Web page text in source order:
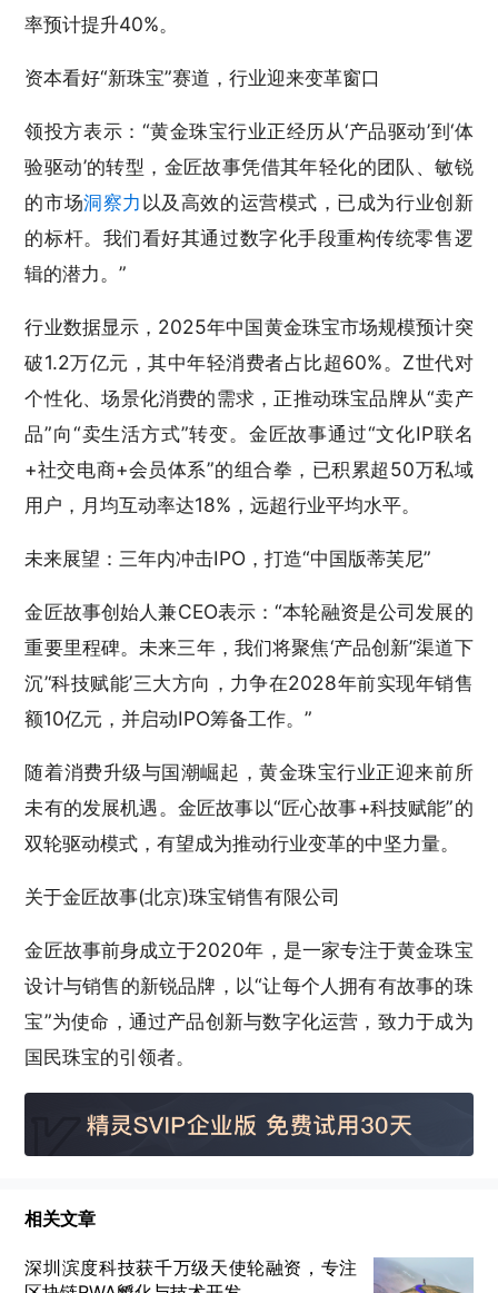
率预计提升40%。
资本看好“新珠宝”赛道，行业迎来变革窗口
领投方表示：“黄金珠宝行业正经历从‘产品驱动’到‘体
验驱动’的转型，金匠故事凭借其年轻化的团队、敏锐
的市场洞察力以及高效的运营模式，已成为行业创新
的标杆。我们看好其通过数字化手段重构传统零售逻
辑的潜力。”
行业数据显示，2025年中国黄金珠宝市场规模预计突
破1.2万亿元，其中年轻消费者占比超60%。Z世代对
个性化、场景化消费的需求，正推动珠宝品牌从“卖产
品”向“卖生活方式”转变。金匠故事通过“文化IP联名
+社交电商+会员体系”的组合拳，已积累超50万私域
用户，月均互动率达18%，远超行业平均水平。
未来展望：三年内冲击IPO，打造“中国版蒂芙尼”
金匠故事创始人兼CEO表示：“本轮融资是公司发展的
重要里程碑。未来三年，我们将聚焦‘产品创新’‘渠道下
沉’‘科技赋能’三大方向，力争在2028年前实现年销售
额10亿元，并启动IPO筹备工作。”
随着消费升级与国潮崛起，黄金珠宝行业正迎来前所
未有的发展机遇。金匠故事以“匠心故事+科技赋能”的
双轮驱动模式，有望成为推动行业变革的中坚力量。
关于金匠故事(北京)珠宝销售有限公司
金匠故事前身成立于2020年，是一家专注于黄金珠宝
设计与销售的新锐品牌，以“让每个人拥有有故事的珠
宝”为使命，通过产品创新与数字化运营，致力于成为
国民珠宝的引领者。
相关文章
深圳滨度科技获千万级天使轮融资，专注